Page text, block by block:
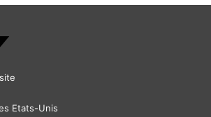
Etats-Unis